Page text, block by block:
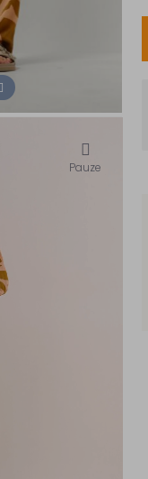
Pauze